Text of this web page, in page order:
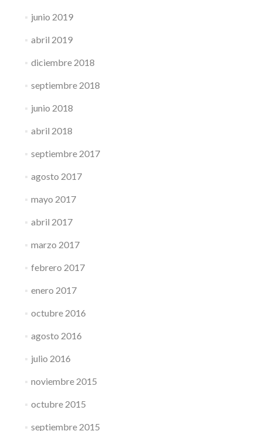
junio 2019
abril 2019
diciembre 2018
septiembre 2018
junio 2018
abril 2018
septiembre 2017
agosto 2017
mayo 2017
abril 2017
marzo 2017
febrero 2017
enero 2017
octubre 2016
agosto 2016
julio 2016
noviembre 2015
octubre 2015
septiembre 2015